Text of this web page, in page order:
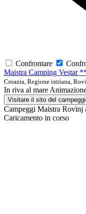
Confrontare
Maistra Camping Vestar
Croazia, Regione istriana,
In riva al mare
Visitare il sito del
Campeggi Maistra Rovinj
Caricamento in corso